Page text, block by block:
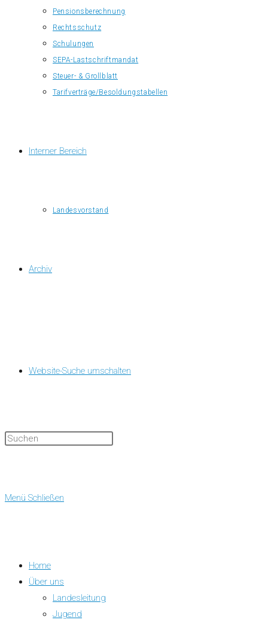
Pensionsberechnung
Rechtsschutz
Schulungen
SEPA-Lastschriftmandat
Steuer- & Grollblatt
Tarifverträge/Besoldungstabellen
Interner Bereich
Landesvorstand
Archiv
Website-Suche umschalten
Menü Schließen
Home
Über uns
Landesleitung
Jugend